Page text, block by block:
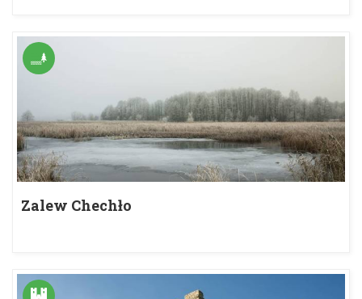
Zalew Chechło